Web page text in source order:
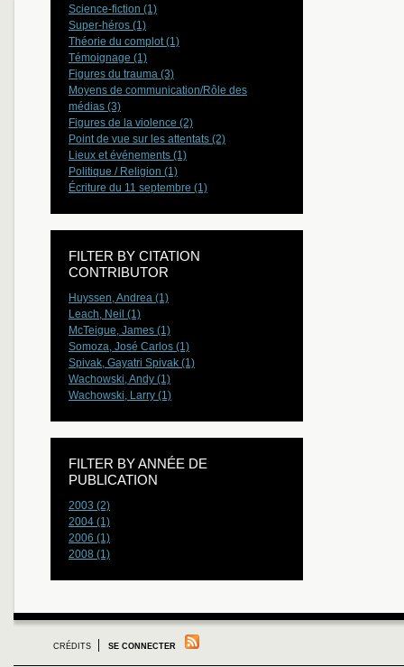
Science-fiction (1)
Super-héros (1)
Théorie du complot (1)
Témoignage (1)
Figures du trauma (3)
Moyens de communication/Rôle des
médias (3)
Figures de la violence (2)
Point de vue sur les attentats (2)
Lieux et événements (1)
Politique / Religion (1)
Écriture du 11 septembre (1)
FILTER BY CITATION
CONTRIBUTOR
Huyssen, Andrea (1)
Leach, Neil (1)
McTeigue, James (1)
Somoza, José Carlos (1)
Spivak, Gayatri Spivak (1)
Wachowski, Andy (1)
Wachowski, Larry (1)
FILTER BY ANNÉE DE
PUBLICATION
2003 (2)
2004 (1)
2006 (1)
2008 (1)
CRÉDITS SE CONNECTER